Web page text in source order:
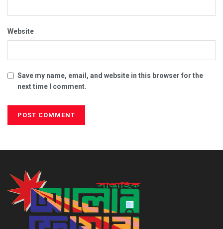
Website
Save my name, email, and website in this browser for the
next time I comment.